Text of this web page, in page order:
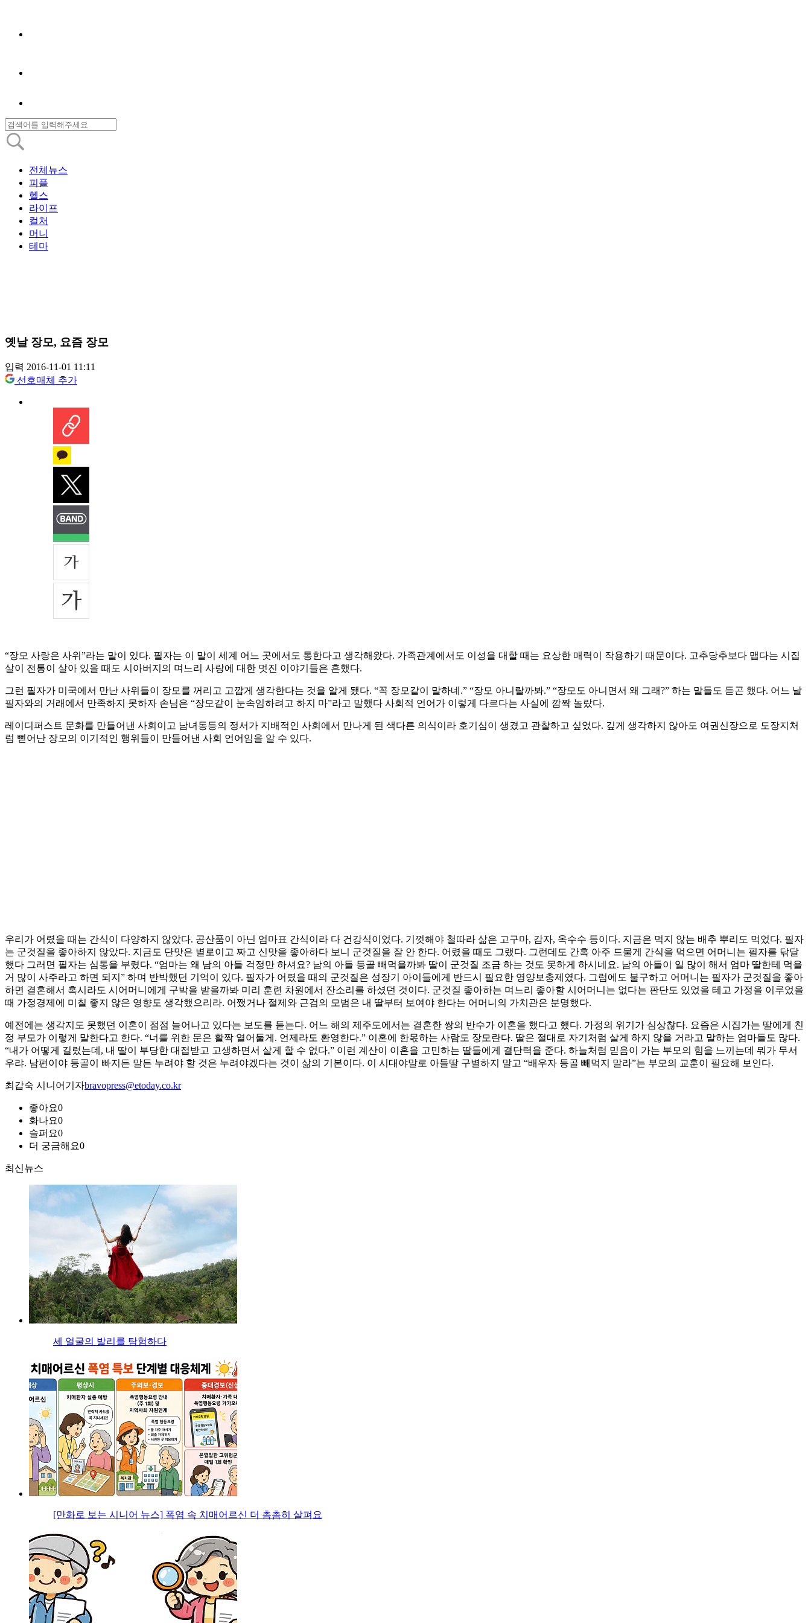
전체뉴스
피플
헬스
라이프
컬처
머니
테마
옛날 장모, 요즘 장모
입력 2016-11-01 11:11
선호매체 추가
“장모 사랑은 사위”라는 말이 있다. 필자는 이 말이 세계 어느 곳에서도 통한다고 생각해왔다. 가족관계에서도 이성을 대할 때는 요상한 매력이 작용하기 때문이다. 고추당추보다 맵다는 시집
살이 전통이 살아 있을 때도 시아버지의 며느리 사랑에 대한 멋진 이야기들은 흔했다.
그런 필자가 미국에서 만난 사위들이 장모를 꺼리고 고깝게 생각한다는 것을 알게 됐다. “꼭 장모같이 말하네.” “장모 아니랄까봐.” “장모도 아니면서 왜 그래?” 하는 말들도 듣곤 했다. 어느 날
필자와의 거래에서 만족하지 못하자 손님은 “장모같이 눈속임하려고 하지 마”라고 말했다 사회적 언어가 이렇게 다르다는 사실에 깜짝 놀랐다.
레이디퍼스트 문화를 만들어낸 사회이고 남녀동등의 정서가 지배적인 사회에서 만나게 된 색다른 의식이라 호기심이 생겼고 관찰하고 싶었다. 깊게 생각하지 않아도 여권신장으로 도장지처
럼 뻗어난 장모의 이기적인 행위들이 만들어낸 사회 언어임을 알 수 있다.
우리가 어렸을 때는 간식이 다양하지 않았다. 공산품이 아닌 엄마표 간식이라 다 건강식이었다. 기껏해야 철따라 삶은 고구마, 감자, 옥수수 등이다. 지금은 먹지 않는 배추 뿌리도 먹었다. 필자
는 군것질을 좋아하지 않았다. 지금도 단맛은 별로이고 짜고 신맛을 좋아하다 보니 군것질을 잘 안 한다. 어렸을 때도 그랬다. 그런데도 간혹 아주 드물게 간식을 먹으면 어머니는 필자를 닦달
했다 그러면 필자는 심통을 부렸다. “엄마는 왜 남의 아들 걱정만 하셔요? 남의 아들 등골 빼먹을까봐 딸이 군것질 조금 하는 것도 못하게 하시네요. 남의 아들이 일 많이 해서 엄마 딸한테 먹을
거 많이 사주라고 하면 되지” 하며 반박했던 기억이 있다. 필자가 어렸을 때의 군것질은 성장기 아이들에게 반드시 필요한 영양보충제였다. 그럼에도 불구하고 어머니는 필자가 군것질을 좋아
하면 결혼해서 혹시라도 시어머니에게 구박을 받을까봐 미리 훈련 차원에서 잔소리를 하셨던 것이다. 군것질 좋아하는 며느리 좋아할 시어머니는 없다는 판단도 있었을 테고 가정을 이루었을
때 가정경제에 미칠 좋지 않은 영향도 생각했으리라. 어쨌거나 절제와 근검의 모범은 내 딸부터 보여야 한다는 어머니의 가치관은 분명했다.
예전에는 생각지도 못했던 이혼이 점점 늘어나고 있다는 보도를 듣는다. 어느 해의 제주도에서는 결혼한 쌍의 반수가 이혼을 했다고 했다. 가정의 위기가 심상찮다. 요즘은 시집가는 딸에게 친
정 부모가 이렇게 말한다고 한다. “너를 위한 문은 활짝 열어둘게. 언제라도 환영한다.” 이혼에 한몫하는 사람도 장모란다. 딸은 절대로 자기처럼 살게 하지 않을 거라고 말하는 엄마들도 많다.
“내가 어떻게 길렀는데, 내 딸이 부당한 대접받고 고생하면서 살게 할 수 없다.” 이런 계산이 이혼을 고민하는 딸들에게 결단력을 준다. 하늘처럼 믿음이 가는 부모의 힘을 느끼는데 뭐가 무서
우랴. 남편이야 등골이 빠지든 말든 누려야 할 것은 누려야겠다는 것이 삶의 기본이다. 이 시대야말로 아들딸 구별하지 말고 “배우자 등골 빼먹지 말라”는 부모의 교훈이 필요해 보인다.
최갑숙 시니어기자bravopress@etoday.co.kr
좋아요0
화나요0
슬퍼요0
더 궁금해요0
최신뉴스
세 얼굴의 발리를 탐험하다
[만화로 보는 시니어 뉴스] 폭염 속 치매어르신 더 촘촘히 살펴요